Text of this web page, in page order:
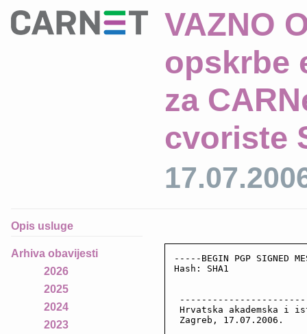
VAZNO
opskrbe
za
cvoriste
Opis usluge
Arhiva obavijesti
2026
2025
2024
2023
-----BEGIN PGP SIGNED
Hash: SHA1
Hrvatska akademska i
Zagreb, 17.07.2006.